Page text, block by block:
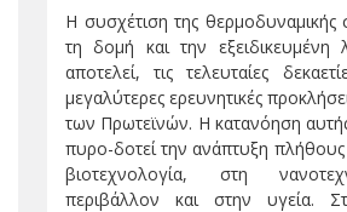
Η συσχέτιση της θερμοδυναμικής
τη δομή και την εξειδικευμένη
αποτελεί, τις τελευταίες
μεγαλύτερες ερευνητικές
των Πρωτεϊνών. Η κατανόηση
πυρο-δοτεί την ανάπτυξη
βιοτεχνολογία, στη
περιβάλλον και στην υγεία.